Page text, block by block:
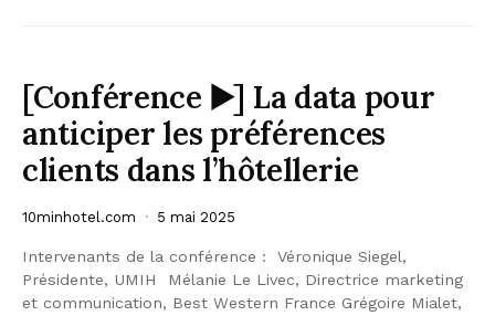
[Conférence ▶️] La data pour
anticiper les préférences
clients dans l’hôtellerie
10minhotel.com 5 mai 2025
Intervenants de la conférence : Véronique Siegel,
Présidente, UMIH Mélanie Le Livec, Directrice marketing
et communication, Best Western France Grégoire Mialet,